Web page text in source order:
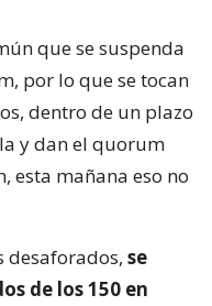
que se suspenda
por lo que se tocan
dentro de un plazo
y dan el quorum
esta mañana eso no
desaforados, se
de los 150 en